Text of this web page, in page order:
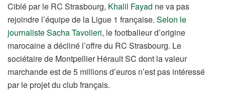
Ciblé par le RC Strasbourg, Khalil Fayad ne va pas
rejoindre l’équipe de la Ligue 1 française. Selon le
journaliste Sacha Tavolieri, le footballeur d’origine
marocaine a décliné l’offre du RC Strasbourg. Le
sociétaire de Montpellier Hérault SC dont la valeur
marchande est de 5 millions d’euros n’est pas intéressé
par le projet du club français.